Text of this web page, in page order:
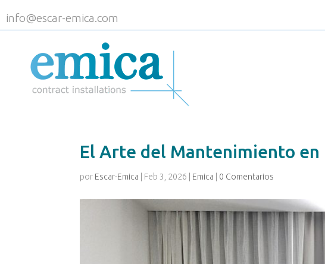
info@escar-emica.com
El Arte del Mantenimiento
por Escar-Emica Feb 3, 2026 Emica 0 Comentarios